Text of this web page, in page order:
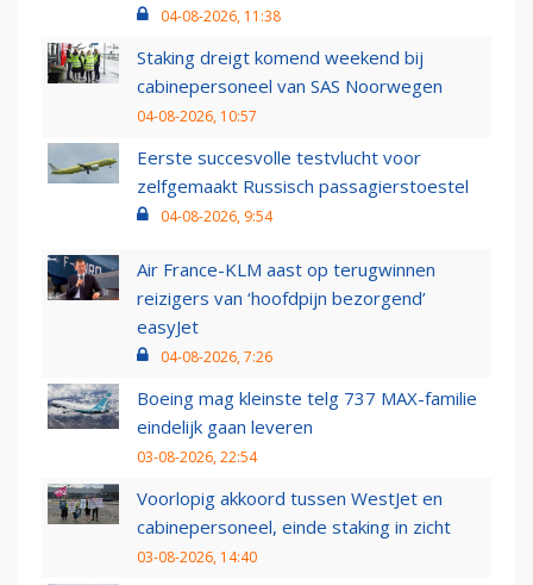
04-08-2026, 11:38
Staking dreigt komend weekend bij
cabinepersoneel van SAS Noorwegen
04-08-2026, 10:57
Eerste succesvolle testvlucht voor
zelfgemaakt Russisch passagierstoestel
04-08-2026, 9:54
Air France-KLM aast op terugwinnen
reizigers van ‘hoofdpijn bezorgend’
easyJet
04-08-2026, 7:26
Boeing mag kleinste telg 737 MAX-familie
eindelijk gaan leveren
03-08-2026, 22:54
Voorlopig akkoord tussen WestJet en
cabinepersoneel, einde staking in zicht
03-08-2026, 14:40